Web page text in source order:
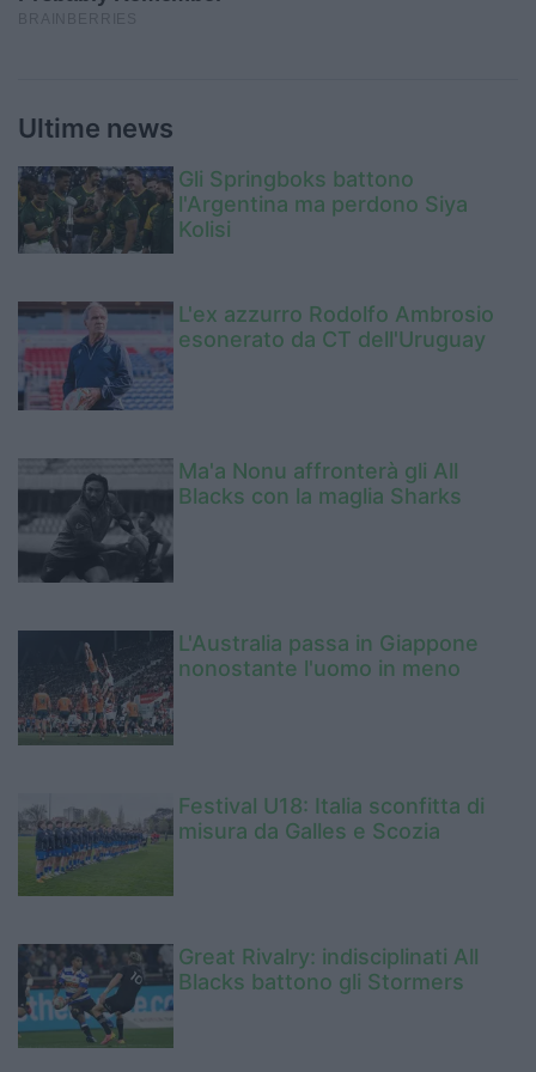
Ultime news
Gli Springboks battono
l'Argentina ma perdono Siya
Kolisi
L'ex azzurro Rodolfo Ambrosio
esonerato da CT dell'Uruguay
Ma'a Nonu affronterà gli All
Blacks con la maglia Sharks
L'Australia passa in Giappone
nonostante l'uomo in meno
Festival U18: Italia sconfitta di
misura da Galles e Scozia
Great Rivalry: indisciplinati All
Blacks battono gli Stormers